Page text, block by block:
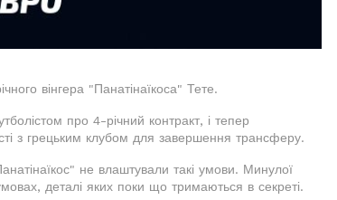
вінгера "Панатінаїкоса" Тете.
про 4-річний контракт, і тепер
з грецьким клубом для завершення трансферу.
не влаштували такі умови. Минулої
деталі яких поки що тримаються в секреті.